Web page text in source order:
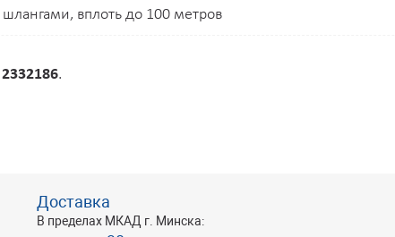
вплоть до 100 метров
.
Доставка
В пределах МКАД г. Минска: